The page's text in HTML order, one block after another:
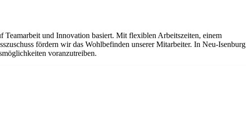
und Innovation basiert. Mit flexiblen Arbeitszeiten, einem
fördern wir das Wohlbefinden unserer Mitarbeiter. In Neu-Isenburg
voranzutreiben.